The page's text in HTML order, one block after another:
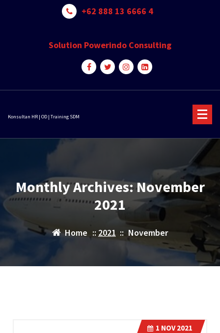
+62 888 13 6666 4
Solution Powerindo Consulting
Konsultan HR | OD | Training SDM
Monthly Archives: November
2021
Home :: 2021 :: November
1 NOV 2021